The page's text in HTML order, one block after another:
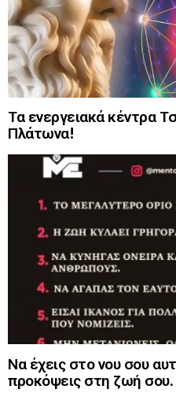
Τα ενεργειακά κέντρα
Πλάτωνα!
Να έχεις στο νου σου
προκόψεις στη ζωή σου.